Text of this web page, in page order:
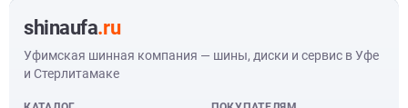
shinaufa.ru
Уфимская шинная компания — шины, диски и сервис в Уфе
и Стерлитамаке